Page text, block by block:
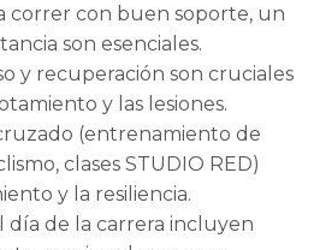
correr con buen soporte, un
son esenciales.
y recuperación son cruciales
y las lesiones.
(entrenamiento de
clases STUDIO RED)
y la resiliencia.
día de la carrera incluyen